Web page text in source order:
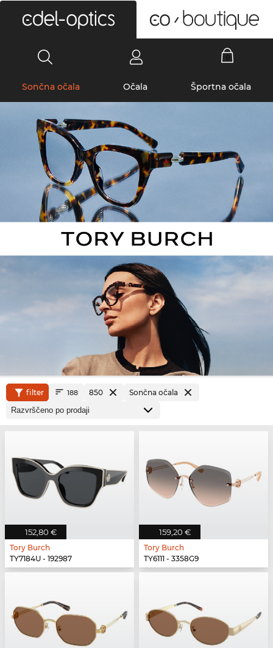
Sončna očala Očala Športna očala
filter 188 850 Sončna očala
152,80 €
Tory Burch
TY7184U - 192987
159,20 €
Tory Burch
TY6111 - 3358G9